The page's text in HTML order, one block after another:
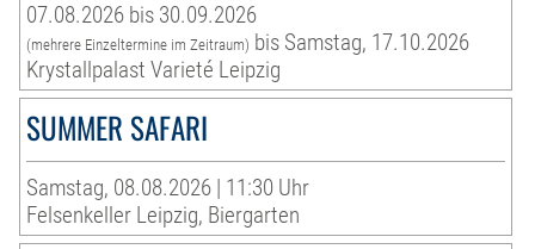
07.08.2026 bis 30.09.2026
(mehrere Einzeltermine im Zeitraum) bis Samstag, 17.10.2026
Krystallpalast Varieté Leipzig
SUMMER SAFARI
Samstag, 08.08.2026 | 11:30 Uhr
Felsenkeller Leipzig, Biergarten